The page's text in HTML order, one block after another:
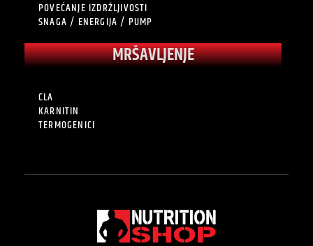
POVEĆANJE IZDRŽLJIVOSTI
SNAGA / ENERGIJA / PUMP
MRŠAVLJENJE
CLA
KARNITIN
TERMOGENICI